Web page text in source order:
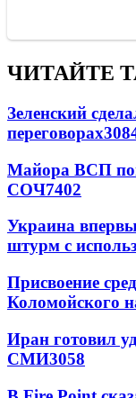
ЧИТАЙТЕ
Зеленский
переговорах
Майора ВСП
СОЧ7402
Украина
штурм с
Присвоение
Коломойского
Иран готовил
СМИ3058